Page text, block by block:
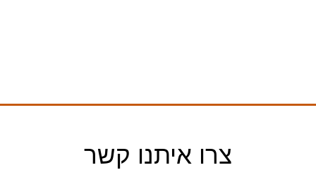
צרו איתנו קשר